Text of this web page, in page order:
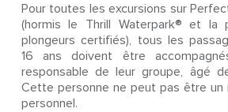
Pour toutes les excursions sur
(hormis le Thrill Waterpark® et la
plongeurs certifiés), tous les
16 ans doivent être
responsable de leur groupe, âgé
Cette personne ne peut pas être un
personnel.